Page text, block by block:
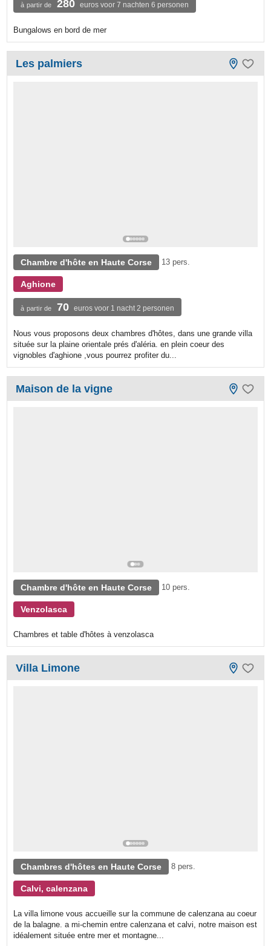
à partir de 280 euros voor 7 nachten 6 personen
Bungalows en bord de mer
Les palmiers
Chambre d'hôte en Haute Corse 13 pers.
Aghione
à partir de 70 euros voor 1 nacht 2 personen
Nous vous proposons deux chambres d'hôtes, dans une grande villa
située sur la plaine orientale prés d'aléria. en plein coeur des
vignobles d'aghione ,vous pourrez profiter du...
Maison de la vigne
Chambre d'hôte en Haute Corse 10 pers.
Venzolasca
Chambres et table d'hôtes à venzolasca
Villa Limone
Chambres d'hôtes en Haute Corse 8 pers.
Calvi, calenzana
La villa limone vous accueille sur la commune de calenzana au coeur
de la balagne. a mi-chemin entre calenzana et calvi, notre maison est
idéalement située entre mer et montagne...